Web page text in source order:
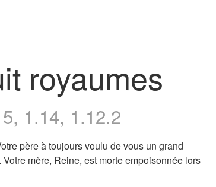
royaumes
1.14, 1.12.2
père à toujours voulu de vous un grand
mère, Reine, est morte empoisonnée lors